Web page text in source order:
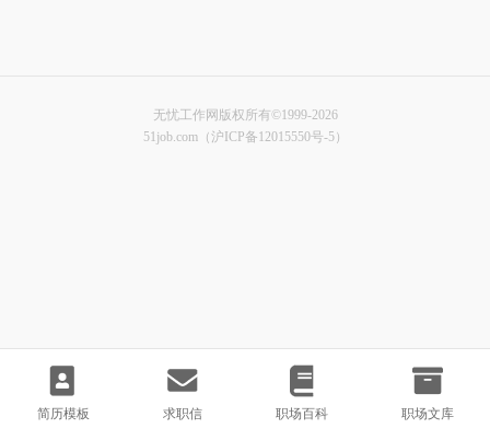
简历模板 求职信 职场百科 职场文库
无忧工作网版权所有©1999-2026
51job.com（沪ICP备12015550号-5）